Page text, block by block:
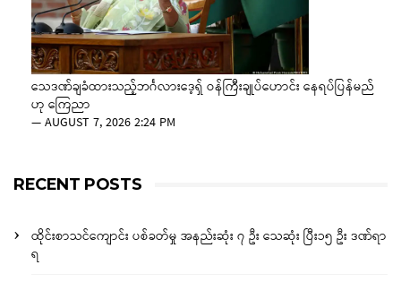
သေဒဏ်ချခံထားသည့်ဘင်္ဂလားဒေ့ရှ် ဝန်ကြီးချုပ်ဟောင်း နေရပ်ပြန်မည်
ဟု ကြေညာ
—AUGUST 7, 2026 2:24 PM
RECENT POSTS
ထိုင်းစာသင်ကျောင်း ပစ်ခတ်မှု အနည်းဆုံး ၇ ဦး သေဆုံး ပြီး၁၅ ဦး ဒဏ်ရာ
ရ